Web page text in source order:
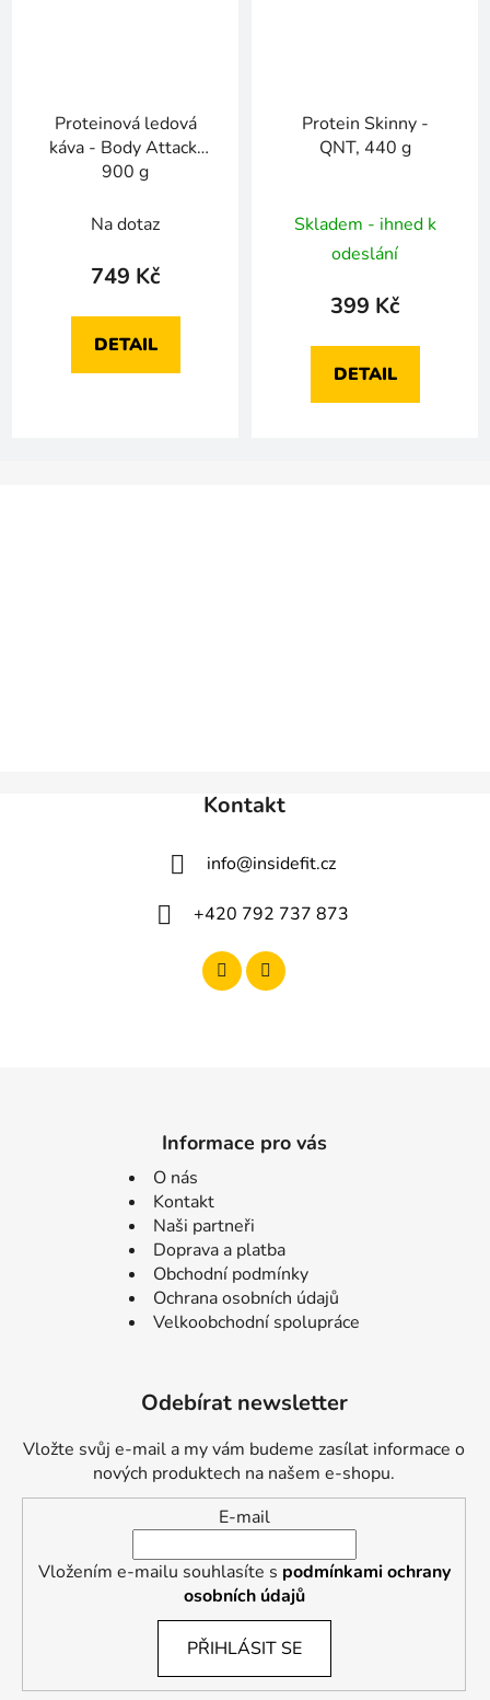
Proteinová ledová
káva - Body Attack,
900 g
Na dotaz
749 Kč
DETAIL
Protein Skinny -
QNT, 440 g
Skladem - ihned k
odeslání
399 Kč
DETAIL
Kontakt
info@insidefit.cz
+420 792 737 873
Informace pro vás
O nás
Kontakt
Naši partneři
Doprava a platba
Obchodní podmínky
Ochrana osobních údajů
Velkoobchodní spolupráce
Odebírat newsletter
Vložte svůj e-mail a my vám budeme zasílat informace o
nových produktech na našem e-shopu.
E-mail
Vložením e-mailu souhlasíte s podmínkami ochrany
osobních údajů
PŘIHLÁSIT SE